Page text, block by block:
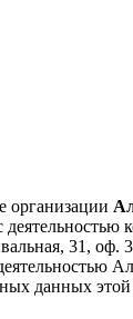
организации
31, оф.
данных этой